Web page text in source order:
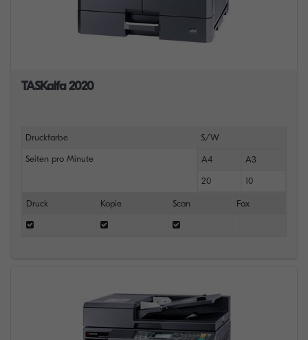
TASKalfa 2020
Druckfarbe S/W
Seiten pro Minute A4 A3
20 10
Druck Kopie Scan Fax